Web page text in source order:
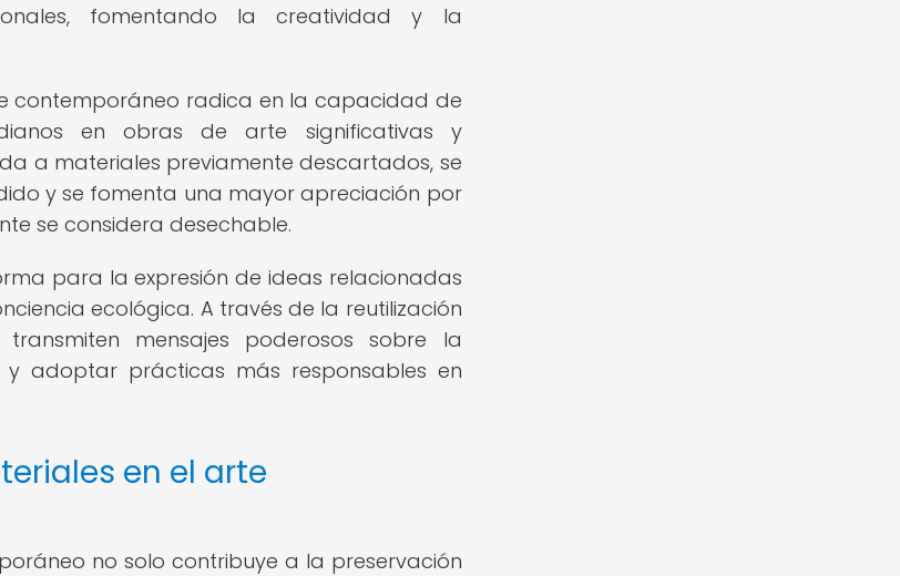
fomentando la creatividad y la
contemporáneo radica en la capacidad de
en obras de arte significativas y
a materiales previamente descartados, se
y se fomenta una mayor apreciación por
se considera desechable.
para la expresión de ideas relacionadas
ecológica. A través de la reutilización
mensajes poderosos sobre la
adoptar prácticas más responsables en
en el arte
no solo contribuye a la preservación